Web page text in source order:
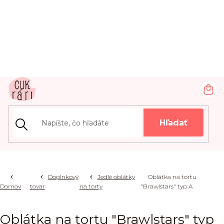
Hľadať
Domov
Doplnkový
tovar
Jedlé oblátky
na torty
Oblátka na tortu
"Brawlstars" typ A
Oblátka na tortu "Brawlstars" typ